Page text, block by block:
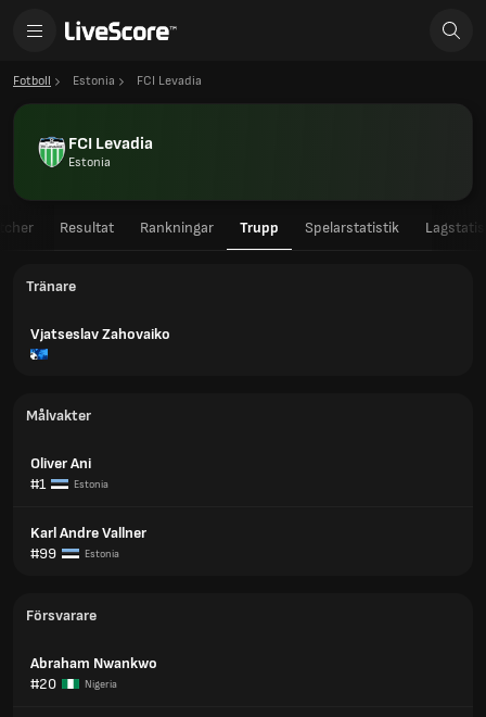
Fotboll Estonia FCI Levadia
FCI Levadia
Estonia
Resultat Rankningar Trupp Spelarstatistik
Tränare
Vjatseslav Zahovaiko
Målvakter
Oliver Ani
#1
Estonia
Karl Andre Vallner
#99
Estonia
Försvarare
Abraham Nwankwo
#20
Nigeria